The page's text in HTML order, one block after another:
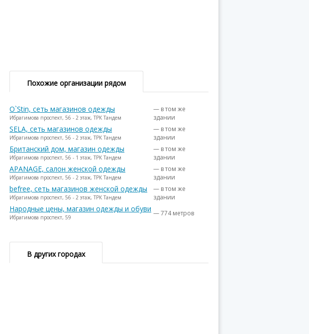
Похожие организации рядом
O`Stin, сеть магазинов одежды
Ибрагимова проспект, 56 - 2 этаж, ТРК Тандем
— в том же
здании
SELA, сеть магазинов одежды
Ибрагимова проспект, 56 - 2 этаж, ТРК Тандем
— в том же
здании
Британский дом, магазин одежды
Ибрагимова проспект, 56 - 1 этаж, ТРК Тандем
— в том же
здании
APANAGE, салон женской одежды
Ибрагимова проспект, 56 - 2 этаж, ТРК Тандем
— в том же
здании
befree, сеть магазинов женской одежды
Ибрагимова проспект, 56 - 2 этаж, ТРК Тандем
— в том же
здании
Народные цены, магазин одежды и обуви
Ибрагимова проспект, 59 — 774 метров
В других городах